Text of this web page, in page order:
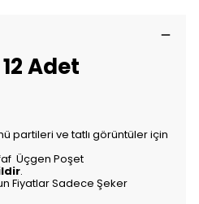
Adet
partileri ve tatlı görüntüler için
Üçgen Poşet
.
Fiyatlar Sadece Şeker